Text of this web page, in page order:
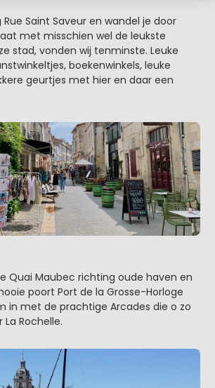
Saint Saveur en wandel je door
met misschien wel de leukste
stad, vonden wij tenminste. Leuke
boekenwinkels, leuke
geurtjes met hier en daar een
Quai Maubec richting oude haven en
poort Port de la Grosse-Horloge
in met de prachtige Arcades die o zo
Rochelle.